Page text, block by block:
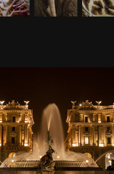
De Særligt Udvalgte
2020